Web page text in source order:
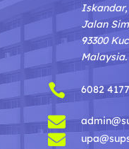
Iskandar,
Jalan
93300
Malaysia.
 6082

